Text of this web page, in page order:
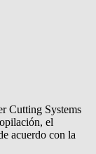
Cutting Systems
el
acuerdo con la